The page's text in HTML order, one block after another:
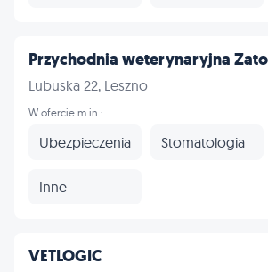
Przychodnia weterynaryjna
Lubuska 22, Leszno
W ofercie m.in.:
Ubezpieczenia Stomatologia
Inne
VETLOGIC